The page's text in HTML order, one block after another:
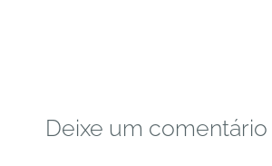
Deixe um comentário